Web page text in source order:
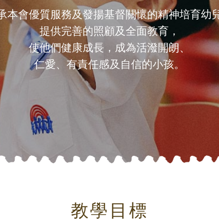
本會優質服務及發揚基督關懷的精神培育幼
提供完善的照顧及全面教育，
使他們健康成長，成為活潑開朗、
仁愛、有責任感及自信的小孩。
教學目標